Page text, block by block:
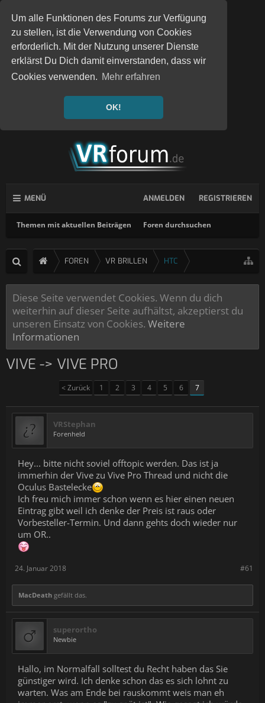
Um alle Funktionen des Forums zur Verfügung
zu stellen, ist die Verwendung von Cookies
erforderlich. Mit der Nutzung unserer Dienste
erklärst Du Dich damit einverstanden, dass wir
Cookies verwenden. Mehr erfahren
OK!
MENÜ
Themen mit aktuellen Beiträgen Foren durchsuchen
ANMELDEN REGISTRIEREN
FOREN VR BRILLEN HTC
Diese Seite verwendet Cookies. Wenn du dich
weiterhin auf dieser Seite aufhältst, akzeptierst du
unseren Einsatz von Cookies. Weitere
Informationen
VIVE -> VIVE PRO
< Zurück 1 2 3 4 5 6 7
VRStephan
Forenheld
Hey... bitte nicht soviel offtopic werden. Das ist ja
immerhin der Vive zu Vive Pro Thread und nicht die
Oculus Bastelecke
Ich freu mich immer schon wenn es hier einen neuen
Eintrag gibt weil ich denke der Preis ist raus oder
Vorbesteller-Termin. Und dann gehts doch wieder nur
um OR..
#61
24. Januar 2018
MacDeath gefällt das.
superortho
Newbie
Hallo, im Normalfall solltest du Recht haben das Sie
günstiger wird. Ich denke schon das es sich lohnt zu
warten. Was am Ende bei rauskommt weis man eh